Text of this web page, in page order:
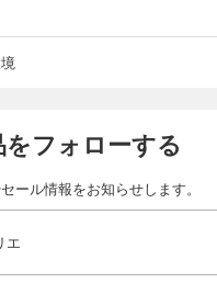
パズルで脳トレ すぐ
制作も必見。 ※P18-「思
の制作5・6月 歌か
「あじさいの吊る
視覚に障害のある人
特集2 利用者も介
る！ コミュニケー
1,600円 (税込)
をフォローする
ール情報をお知らせします。
エ